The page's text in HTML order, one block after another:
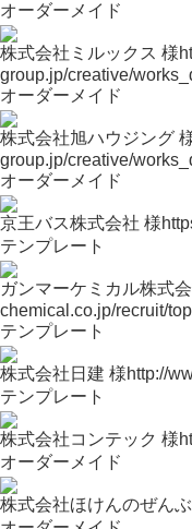
オーダーメイド
株式会社ミルックス 様
group.jp/creative/
オーダーメイド
株式会社旭ハウジング
group.jp/creative/
オーダーメイド
京王バス株式会社 様
テンプレート
ガンマーケミカル株式
chemical.co.jp/recruit/
テンプレート
株式会社日建 様http://
テンプレート
株式会社コンテック 様
オーダーメイド
株式会社ほけんのぜん